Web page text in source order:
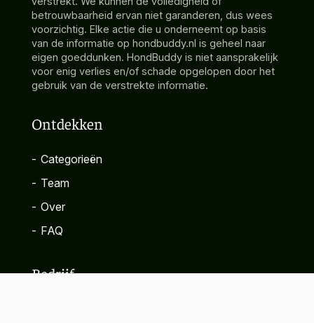
betrouwbaarheid ervan niet garanderen, dus wees
voorzichtig. Elke actie die u onderneemt op basis
van de informatie op hondbuddy.nl is geheel naar
eigen goeddunken. HondBuddy is niet aansprakelijk
voor enig verlies en/of schade opgelopen door het
gebruik van de verstrekte informatie.
Ontdekken
- Categorieën
- Team
- Over
- FAQ
Bedrijf